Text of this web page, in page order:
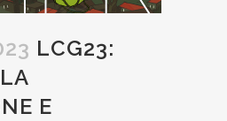
LCG23:
E